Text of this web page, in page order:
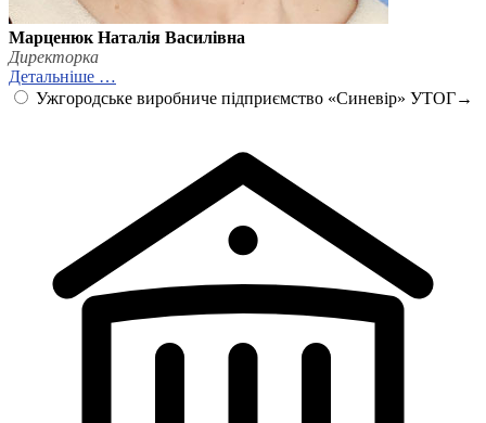
Марценюк Наталія Василівна
Директорка
Детальніше …
Ужгородське виробниче підприємство «Синевір» УТОГ→